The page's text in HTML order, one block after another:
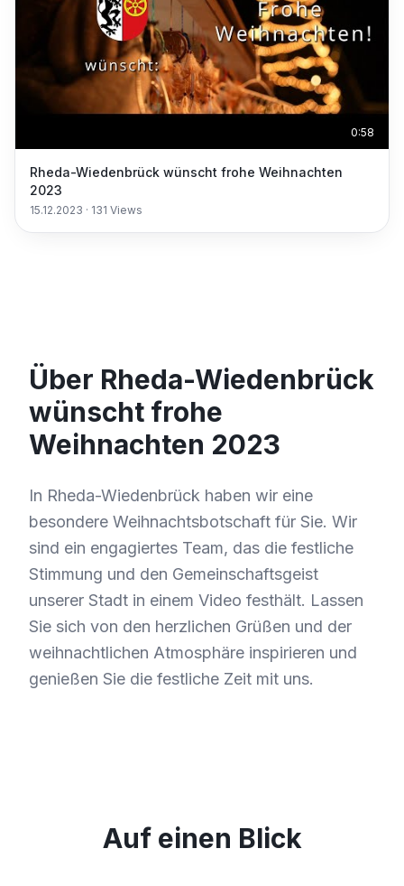
0:58
Rheda-Wiedenbrück wünscht frohe Weihnachten
2023
15.12.2023 · 131 Views
Über Rheda-Wiedenbrück
wünscht frohe
Weihnachten 2023
In Rheda-Wiedenbrück haben wir eine
besondere Weihnachtsbotschaft für Sie. Wir
sind ein engagiertes Team, das die festliche
Stimmung und den Gemeinschaftsgeist
unserer Stadt in einem Video festhält. Lassen
Sie sich von den herzlichen Grüßen und der
weihnachtlichen Atmosphäre inspirieren und
genießen Sie die festliche Zeit mit uns.
Auf einen Blick